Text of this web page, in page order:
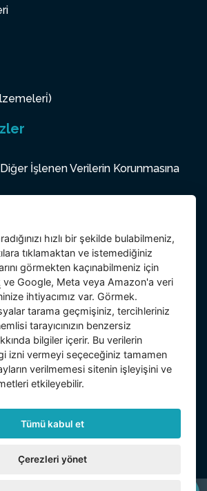
İşlenen Verilerin Korunmasına
republika
Ticaret Sicilinde C bölümü,
altında, Vergi Kimlik Numarası (IČ)
(DIČ) CZ26150808 ile
hızlı bir şekilde bulabilmeniz,
tıklamaktan ve istemediğiniz
görmekten kaçınabilmeniz için
ve Google, Meta veya Amazon'a veri
ihtiyacımız var. Görmek.
tarama geçmişiniz, tercihleriniz
tarayıcınızın benzersiz
bilgiler içerir. Bu verilerin
izni vermeyi seçeceğiniz tamamen
verilmemesi sitenin işleyişini ve
etkileyebilir.
Tümü kabul et
Çerezleri yönet